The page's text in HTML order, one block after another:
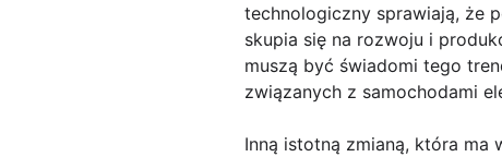
technologiczny sprawiają, że
skupia się na rozwoju i
muszą być świadomi tego
związanych z samochodami
Inną istotną zmianą, która ma